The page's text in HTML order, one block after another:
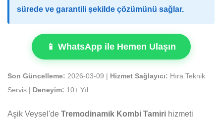
sürede ve garantili şekilde çözümünü sağlar.
📱 WhatsApp ile Hemen Ulaşın
Son Güncelleme: 2026-03-09 | Hizmet Sağlayıcı: Hıra Teknik
Servis |
Deneyim: 10+ Yıl
Aşik Veysel'de Tremodinamik Kombi Tamiri hizmeti